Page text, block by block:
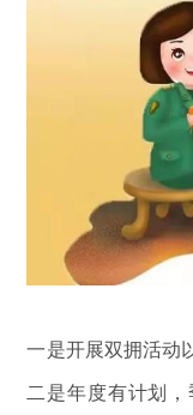
一是开展双拥活动
二是年度有计划